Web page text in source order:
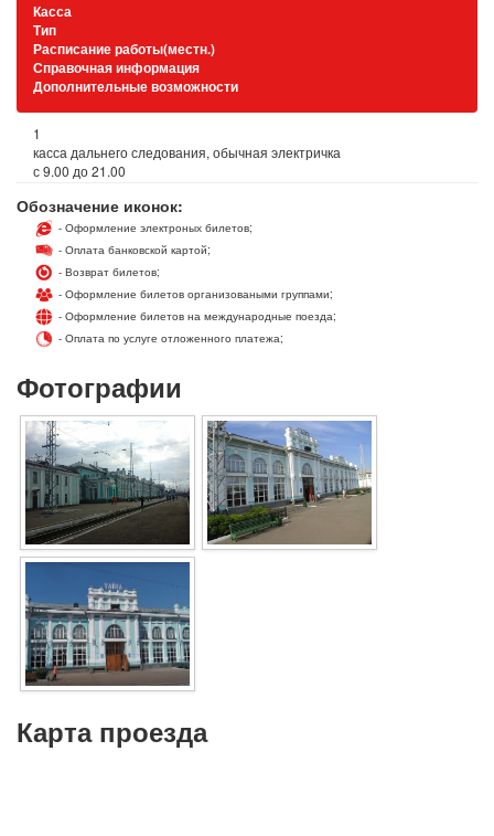
Касса
Тип
Расписание работы(местн.)
Справочная информация
Дополнительные возможности
1
касса дальнего следования, обычная электричка
с 9.00 до 21.00
Обозначение иконок:
- Оформление электроных билетов;
- Оплата банковской картой;
- Возврат билетов;
- Оформление билетов организоваными группами;
- Оформление билетов на международные поезда;
- Оплата по услуге отложенного платежа;
Фотографии
Карта проезда